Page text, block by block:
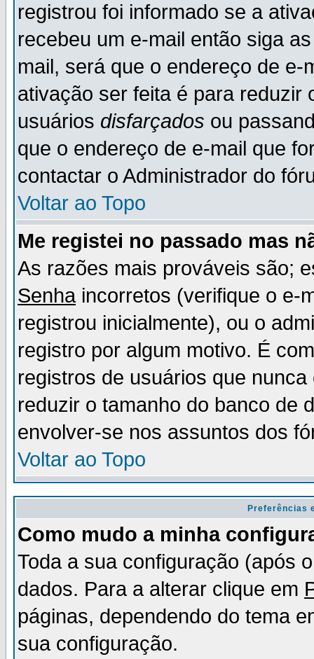
registrou foi informado se a
recebeu um e-mail então siga
mail, será que o endereço de
ativação ser feita é para reduzir
usuários disfarçados ou
que o endereço de e-mail que
contactar o Administrador do
Voltar ao Topo
Me registei no passado mas
As razões mais prováveis são;
Senhaincorretos (verifique o e-
registrou inicialmente), ou o
registro por algum motivo. É
registros de usuários que
reduzir o tamanho do banco de
envolver-se nos assuntos dos
Voltar ao Topo
Preferências
Como mudo a minha
Toda a sua configuração (após
dados. Para a alterar clique em
páginas, dependendo do tema
sua configuração.